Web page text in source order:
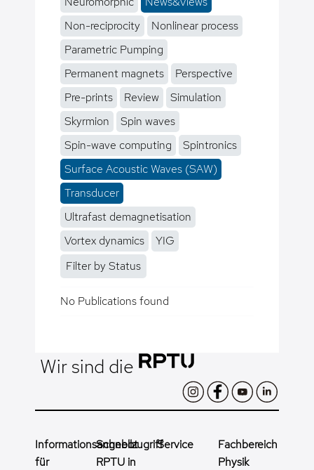
Non-reciprocity
Nonlinear process
Parametric Pumping
Permanent magnets
Perspective
Pre-prints
Review
Simulation
Skyrmion
Spin waves
Spin-wave computing
Spintronics
Surface Acoustic Waves (SAW)
Transducer
Ultrafast demagnetisation
Vortex dynamics
YIG
Filter by Status
No Publications found
Wir sind die
Informationsangebot
für
Schnellzugriff
RPTU in
Service
Fachbereich
Physik